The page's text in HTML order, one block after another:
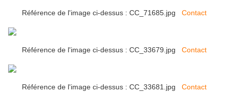
Référence de l'image ci-dessus : CC_71685.jpg Contact
Référence de l'image ci-dessus : CC_33679.jpg Contact
Référence de l'image ci-dessus : CC_33681.jpg Contact